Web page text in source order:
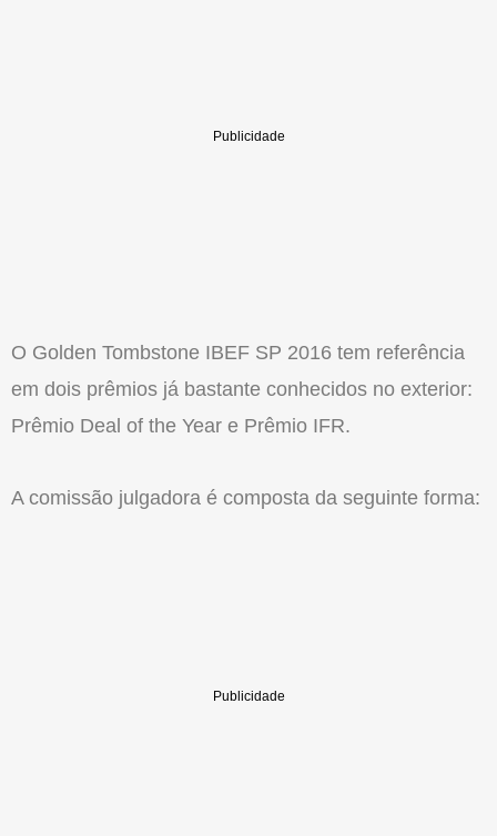
O Golden Tombstone IBEF SP 2016 tem referência
em dois prêmios já bastante conhecidos no exterior:
Prêmio Deal of the Year e Prêmio IFR.
A comissão julgadora é composta da seguinte forma: